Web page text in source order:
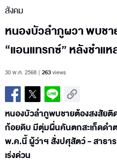
สังคม
หนองบัวลำภูผวา พบช
“แอนแทรกซ์” หลังชำแ
30 พ.ค. 2568 263views
หนองบัวลำภูพบชายต้องสงสัยติ
ก้อยดิบ มีตุ่มผื่นคันตกสะเก็ดดำ
พ.ค.นี้ ผู้ว่าฯ สั่งปศุสัตว์ - สาธา
เร่งด่วน